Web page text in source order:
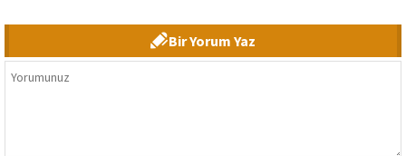
Bir Yorum Yaz